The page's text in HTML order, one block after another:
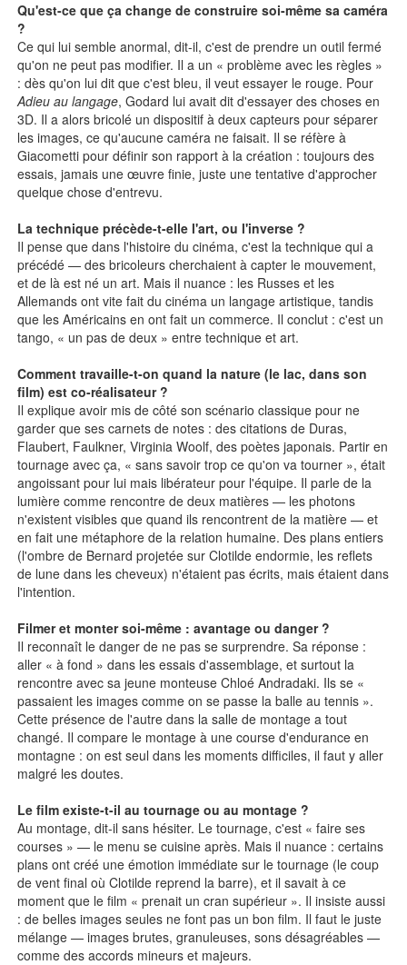
Qu'est-ce que ça change de construire soi-même sa caméra
?
Ce qui lui semble anormal, dit-il, c'est de prendre un outil fermé
qu'on ne peut pas modifier. Il a un « problème avec les règles »
: dès qu'on lui dit que c'est bleu, il veut essayer le rouge. Pour
Adieu au langage, Godard lui avait dit d'essayer des choses en
3D. Il a alors bricolé un dispositif à deux capteurs pour séparer
les images, ce qu'aucune caméra ne faisait. Il se réfère à
Giacometti pour définir son rapport à la création : toujours des
essais, jamais une œuvre finie, juste une tentative d'approcher
quelque chose d'entrevu.
La technique précède-t-elle l'art, ou l'inverse ?
Il pense que dans l'histoire du cinéma, c'est la technique qui a
précédé — des bricoleurs cherchaient à capter le mouvement,
et de là est né un art. Mais il nuance : les Russes et les
Allemands ont vite fait du cinéma un langage artistique, tandis
que les Américains en ont fait un commerce. Il conclut : c'est un
tango, « un pas de deux » entre technique et art.
Comment travaille-t-on quand la nature (le lac, dans son
film) est co-réalisateur ?
Il explique avoir mis de côté son scénario classique pour ne
garder que ses carnets de notes : des citations de Duras,
Flaubert, Faulkner, Virginia Woolf, des poètes japonais. Partir en
tournage avec ça, « sans savoir trop ce qu'on va tourner », était
angoissant pour lui mais libérateur pour l'équipe. Il parle de la
lumière comme rencontre de deux matières — les photons
n'existent visibles que quand ils rencontrent de la matière — et
en fait une métaphore de la relation humaine. Des plans entiers
(l'ombre de Bernard projetée sur Clotilde endormie, les reflets
de lune dans les cheveux) n'étaient pas écrits, mais étaient dans
l'intention.
Filmer et monter soi-même : avantage ou danger ?
Il reconnaît le danger de ne pas se surprendre. Sa réponse :
aller « à fond » dans les essais d'assemblage, et surtout la
rencontre avec sa jeune monteuse Chloé Andradaki. Ils se «
passaient les images comme on se passe la balle au tennis ».
Cette présence de l'autre dans la salle de montage a tout
changé. Il compare le montage à une course d'endurance en
montagne : on est seul dans les moments difficiles, il faut y aller
malgré les doutes.
Le film existe-t-il au tournage ou au montage ?
Au montage, dit-il sans hésiter. Le tournage, c'est « faire ses
courses » — le menu se cuisine après. Mais il nuance : certains
plans ont créé une émotion immédiate sur le tournage (le coup
de vent final où Clotilde reprend la barre), et il savait à ce
moment que le film « prenait un cran supérieur ». Il insiste aussi
: de belles images seules ne font pas un bon film. Il faut le juste
mélange — images brutes, granuleuses, sons désagréables —
comme des accords mineurs et majeurs.